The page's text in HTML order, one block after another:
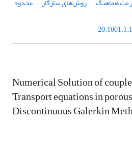
هماهنگ روش‌های سازگار محدود
Numerical Solution of
Transport equations in
Discontinuous Galerkin